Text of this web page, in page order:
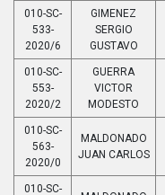
010-SC-
533-
2020/6
GIMENEZ
SERGIO
GUSTAVO
010-SC-
553-
2020/2
GUERRA
VICTOR
MODESTO
010-SC-
563-
2020/0
MALDONADO
JUAN CARLOS
010-SC-